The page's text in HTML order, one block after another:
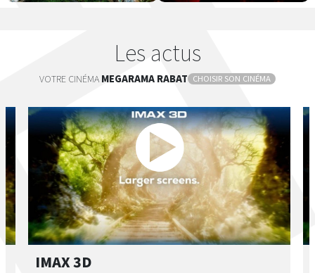
Les actus
VOTRE CINÉMA MEGARAMA RABAT CHOISIR SON CINÉMA
IMAX 3D